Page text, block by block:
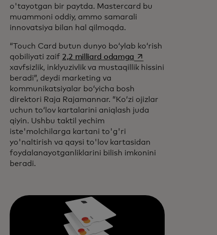
o'tayotgan bir paytda. Mastercard bu
muammoni oddiy, ammo samarali
innovatsiya bilan hal qilmoqda.
“Touch Card butun dunyo boʻylab koʻrish
qobiliyati zaif 2,2 milliard odamgaopens in a new tab
xavfsizlik, inklyuzivlik va mustaqillik hissini
beradi”, deydi marketing va
kommunikatsiyalar boʻyicha bosh
direktori Raja Rajamannar. “Ko‘zi ojizlar
uchun to‘lov kartalarini aniqlash juda
qiyin. Ushbu taktil yechim
iste'molchilarga kartani to'g'ri
yo'naltirish va qaysi to'lov kartasidan
foydalanayotganliklarini bilish imkonini
beradi.